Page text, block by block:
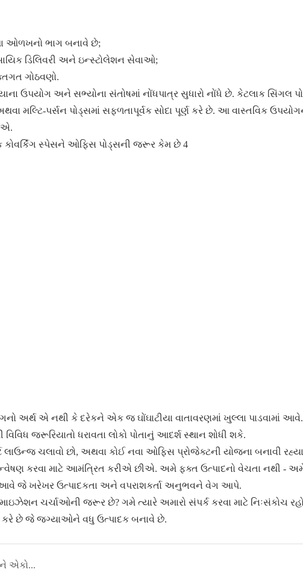
ઓળખનો ભાગ બનાવે છે;
ડિલિવરી અને ઇન્સ્ટોલેશન સેવાઓ;
ગોઠવણો.
ઉપયોગ અને સભ્યોના સંતોષમાં નોંધપાત્ર સુધારો નોંધે છે. કેટલાક સિંગલ
મલ્ટિ-પર્સન પોડ્સમાં સફળતાપૂર્વક સોદા પૂર્ણ કરે છે. આ વાસ્તવિક
અર્થ એ નથી કે દરેકને એક જ ઘોંઘાટીયા વાતાવરણમાં ખુલ્લા પાડવામાં
જરૂરિયાતો ધરાવતા લોકો પોતાનું આદર્શ સ્થાન શોધી શકે.
લાઉન્જ ચલાવો છો, અથવા કોઈ નવા ઓફિસ પ્રોજેક્ટની યોજના બનાવી રહ્યા
કરવા માટે આમંત્રિત કરીએ છીએ. અમે ફક્ત ઉત્પાદનો વેચતા નથી - અમે
આવે જે ખરેખર ઉત્પાદકતા અને વપરાશકર્તા અનુભવને વેગ આપે.
ચર્ચાઓની જરૂર છે? ગમે ત્યારે અમારો સંપર્ક કરવા માટે નિઃસંકોચ
કરે છે જે જગ્યાઓને વધુ ઉત્પાદક બનાવે છે.
2026 માં ટોચના 10 સાઉન્ડપ્રૂફ ઓફિસ પોડ અને એકોસ્ટિક બૂથ ઉત્પાદકો